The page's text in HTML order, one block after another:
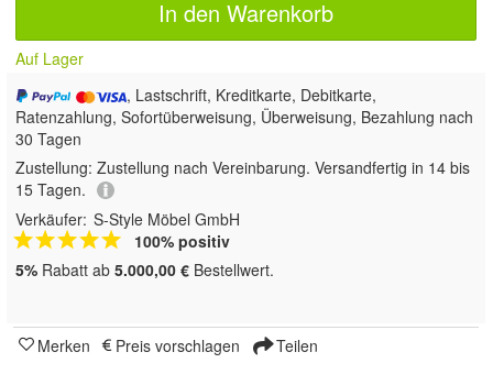
Zustellung nach Vereinbarung. Versandfertig in 14 bis
15 Tagen.
Verkäufer:
100% positiv
5%Rabatt ab5.000,00 €Bestellwert.
Merken
Produktdetails Zahlung, Versand & Rückgabe
Artikelmerkmale